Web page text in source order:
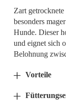
Zart
besonders
Hunde. Dieser
und eignet sich
Belohnung
Vorteile